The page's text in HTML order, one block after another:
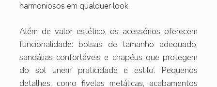
harmoniosos em qualquer look.
Além de valor estético, os acessórios oferecem
funcionalidade: bolsas de tamanho adequado,
sandálias confortáveis e chapéus que protegem
do sol unem praticidade e estilo. Pequenos
detalhes, como fivelas metálicas, acabamentos